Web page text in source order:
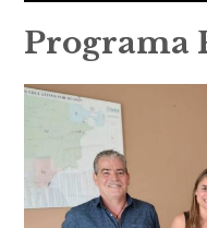
¿Quiénes somos?
¿Qué hacemos?
¿Con quiénes
Programa
17/12/2023
Proyectos